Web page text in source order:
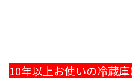
10年以上お使いの冷蔵庫